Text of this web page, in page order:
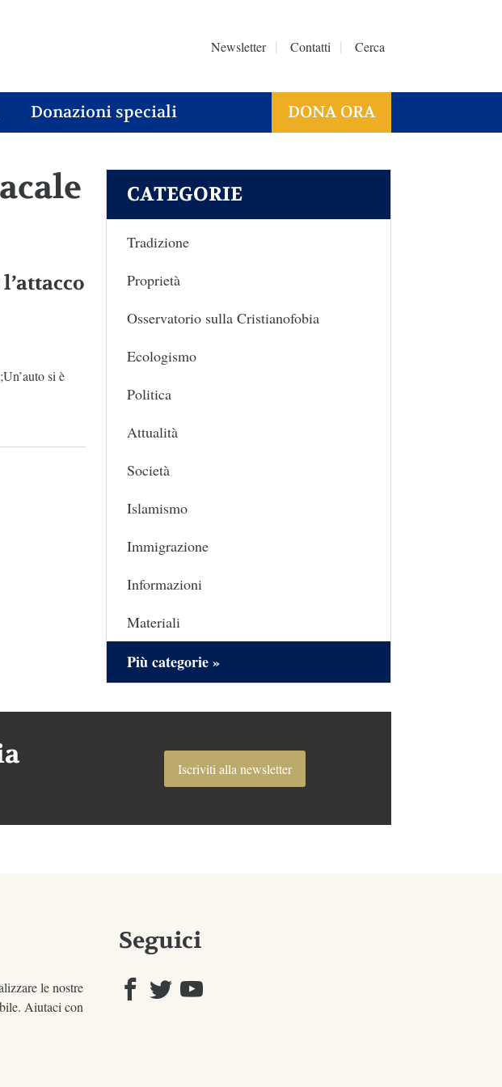
Newsletter Contatti Cerca
Donazioni speciali DONA ORA
si è
CATEGORIE
Tradizione
Proprietà
Osservatorio sulla Cristianofobia
Ecologismo
Politica
Attualità
Società
Islamismo
Immigrazione
Informazioni
Materiali
Più categorie »
Iscriviti alla newsletter
le nostre
Aiutaci con
Seguici